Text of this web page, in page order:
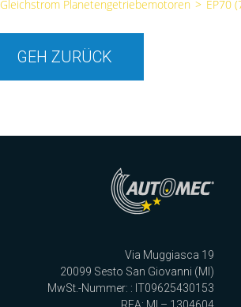
Gleichstrom Planetengetriebemotoren > EP70
GEH ZURÜCK
Via Muggiasca 19
20099 Sesto San Giovanni (MI)
MwSt.-Nummer: : IT09625430153
REA: MI – 1304604